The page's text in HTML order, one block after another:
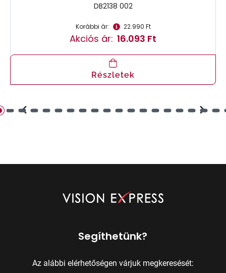
DB2138 002
Korábbi ár: 22.990 Ft
Akciós ár: 16.093 Ft
Részletek
Segíthetünk?
Az alábbi elérhetőségen várjuk megkeresését: